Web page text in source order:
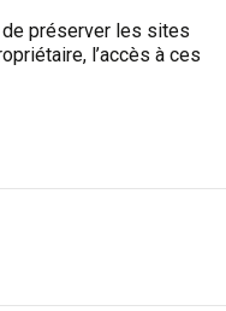
de préserver les sites
l’accès à ces